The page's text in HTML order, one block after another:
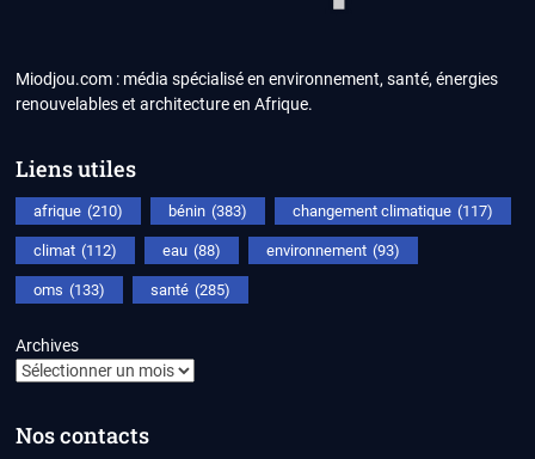
Miodjou.com : média spécialisé en environnement, santé, énergies
renouvelables et architecture en Afrique.
Liens utiles
afrique (210) bénin (383) changement climatique (117)
climat (112) eau (88) environnement (93)
oms (133) santé (285)
Archives
Nos contacts